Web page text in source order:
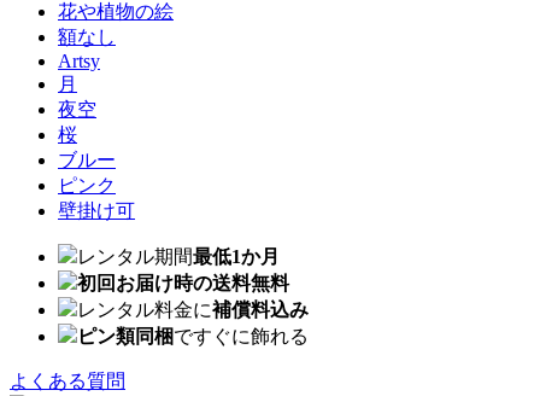
花や植物の絵
額なし
Artsy
月
夜空
桜
ブルー
ピンク
壁掛け可
レンタル期間最低1か月
初回お届け時の送料無料
レンタル料金に補償料込み
ピン類同梱ですぐに飾れる
よくある質問